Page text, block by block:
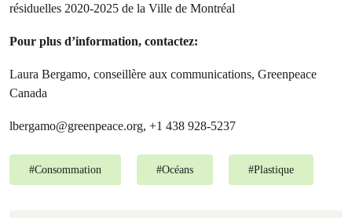
résiduelles 2020-2025 de la Ville de Montréal
Pour plus d’information, contactez:
Laura Bergamo, conseillère aux communications, Greenpeace
Canada
lbergamo@greenpeace.org, +1 438 928-5237
#Consommation #Océans #Plastique